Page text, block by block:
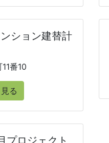
ション建替計
番10
る
プロジェクト